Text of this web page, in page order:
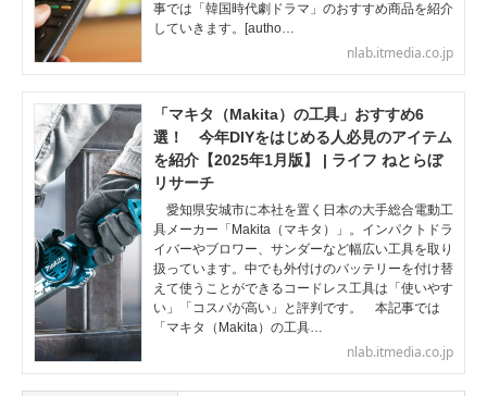
事では「韓国時代劇ドラマ」のおすすめ商品を紹介
していきます。[autho…
nlab.itmedia.co.jp
「マキタ（Makita）の工具」おすすめ6
選！ 今年DIYをはじめる人必見のアイテム
を紹介【2025年1月版】 | ライフ ねとらぼ
リサーチ
愛知県安城市に本社を置く日本の大手総合電動工
具メーカー「Makita（マキタ）」。インパクトドラ
イバーやブロワー、サンダーなど幅広い工具を取り
扱っています。中でも外付けのバッテリーを付け替
えて使うことができるコードレス工具は「使いやす
い」「コスパが高い」と評判です。 本記事では
「マキタ（Makita）の工具…
nlab.itmedia.co.jp